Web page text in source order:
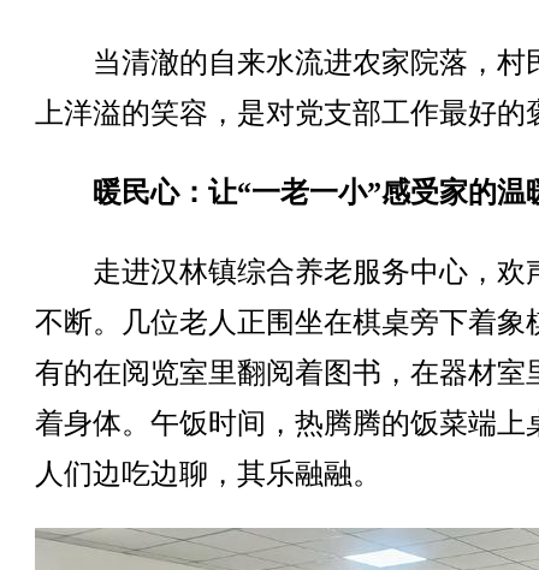
当清澈的自来水流进农家院落，村
上洋溢的笑容，是对党支部工作最好的
暖民心：让“一老一小”感受家的温
走进汉林镇综合养老服务中心，欢
不断。几位老人正围坐在棋桌旁下着象
有的在阅览室里翻阅着图书，在器材室
着身体。午饭时间，热腾腾的饭菜端上
人们边吃边聊，其乐融融。